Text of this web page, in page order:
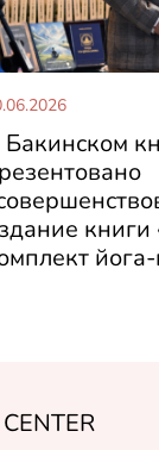
книги